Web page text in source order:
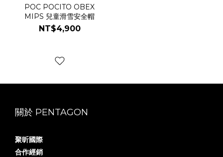
POC POCITO OBEX
MIPS 兒童滑雪安全帽
NT$4,900
關於 PENTAGON
聚昕國際
合作經銷